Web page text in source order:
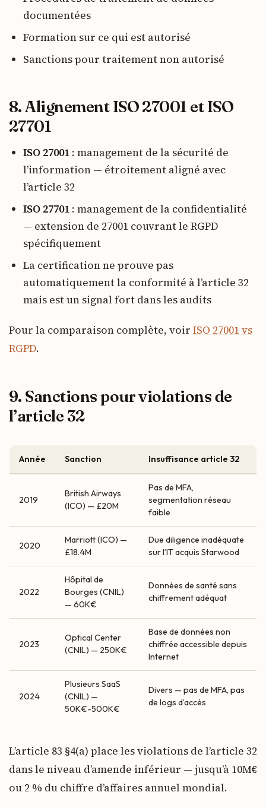
documentées
Formation sur ce qui est autorisé
Sanctions pour traitement non autorisé
8. Alignement ISO 27001 et ISO
27701
ISO 27001 : management de la sécurité de
l’information — étroitement aligné avec
l’article 32
ISO 27701 : management de la confidentialité
— extension de 27001 couvrant le RGPD
spécifiquement
La certification ne prouve pas
automatiquement la conformité à l’article 32
mais est un signal fort dans les audits
Pour la comparaison complète, voir ISO 27001 vs
RGPD.
9. Sanctions pour violations de
l’article 32
Année Sanction Insuffisance article 32
2019
British Airways
(ICO) — £20M
Pas de MFA,
segmentation réseau
faible
2020
Marriott (ICO) —
£18.4M
Due diligence inadéquate
sur l’IT acquis Starwood
2022
Hôpital de
Bourges (CNIL)
— 60K€
Données de santé sans
chiffrement adéquat
2023
Optical Center
(CNIL) — 250K€
Base de données non
chiffrée accessible depuis
Internet
2024
Plusieurs SaaS
(CNIL) —
50K€-500K€
Divers — pas de MFA, pas
de logs d’accès
L’article 83 §4(a) place les violations de l’article 32
dans le niveau d’amende inférieur — jusqu’à 10M€
ou 2 % du chiffre d’affaires annuel mondial.